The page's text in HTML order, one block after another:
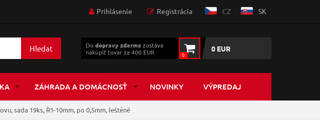
Prihlásenie Registrácia CZ SK
Hledat Dodopravy zdarma zostáva
nakúpiť tovar za 400 EUR
0
0 EUR
ZÁHRADA A DOMÁCNOSŤ NOVINKY VÝPREDAJ
sada 19ks, Ř1-10mm, po 0,5mm, leštěné